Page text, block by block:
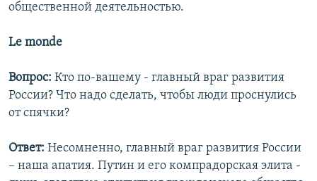
общественной деятельностью.
Le monde
Вопрос: Кто по-вашему - главный враг развития
России? Что надо сделать, чтобы люди проснулись
от спячки?
Ответ: Несомненно, главный враг развития России
– наша апатия. Путин и его компрадорская элита -